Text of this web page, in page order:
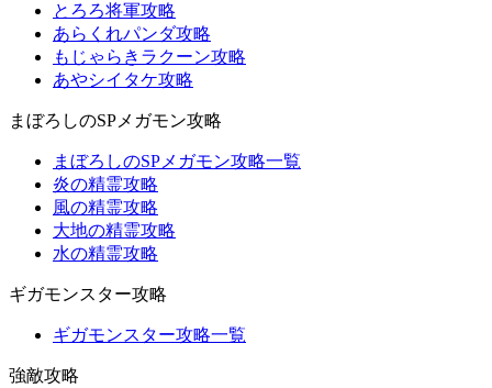
とろろ将軍攻略
あらくれパンダ攻略
もじゃらきラクーン攻略
あやシイタケ攻略
まぼろしのSPメガモン攻略
まぼろしのSPメガモン攻略一覧
炎の精霊攻略
風の精霊攻略
大地の精霊攻略
水の精霊攻略
ギガモンスター攻略
ギガモンスター攻略一覧
強敵攻略